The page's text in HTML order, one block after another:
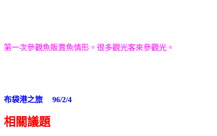
第一次參觀魚販賣魚情形。很多觀光客來參觀光。
布袋港之旅 96/2/4
相關議題